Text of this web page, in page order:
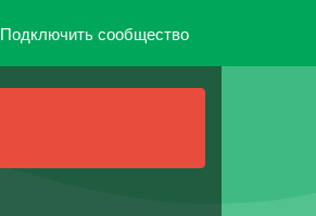
Подключить сообщество